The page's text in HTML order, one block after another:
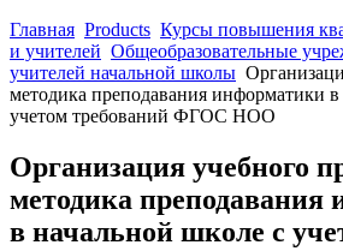
Главная Products Курсы повышения
и учителей Общеобразовательные
учителей начальной школы
методика преподавания информатики
учетом требований ФГОС НОО
Организация учебного
методика преподавания
в начальной школе с